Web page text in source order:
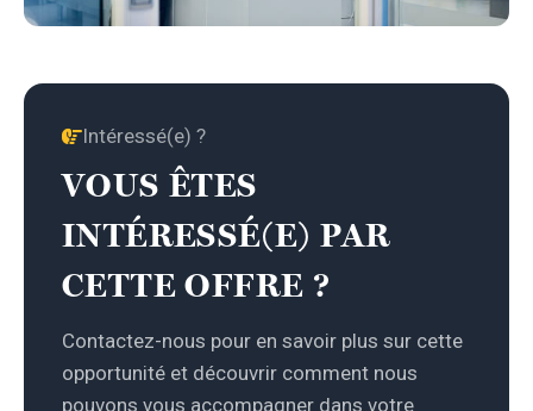
Intéressé(e) ?
VOUS ÊTES
INTÉRESSÉ(E) PAR
CETTE OFFRE ?
Contactez-nous pour en savoir plus sur cette
opportunité et découvrir comment nous
pouvons vous accompagner dans votre